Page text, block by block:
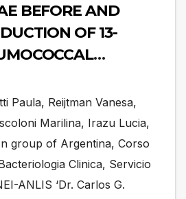
OF 13-
(PCV13) IN
Paula, Reijtman Vanesa,
Marilina, Irazu Lucia,
group of Argentina, Corso
Clinica, Servicio
ANLIS ‘Dr. Carlos G.